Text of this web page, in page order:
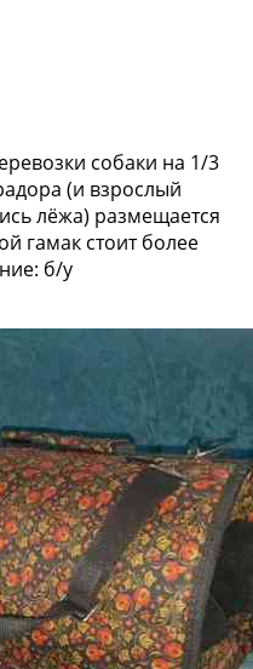
собаки на 1/3
(и взрослый
лёжа) размещается
гамак стоит более
б/у